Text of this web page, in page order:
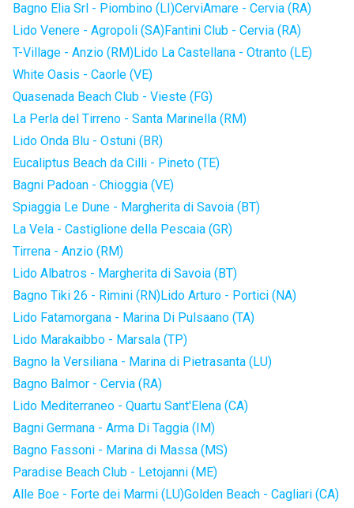
Bagno Elia Srl - Piombino (LI)CerviAmare - Cervia (RA)
Lido Venere - Agropoli (SA)Fantini Club - Cervia (RA)
T-Village - Anzio (RM)Lido La Castellana - Otranto (LE)
White Oasis - Caorle (VE)
Quasenada Beach Club - Vieste (FG)
La Perla del Tirreno - Santa Marinella (RM)
Lido Onda Blu - Ostuni (BR)
Eucaliptus Beach da Cilli - Pineto (TE)
Bagni Padoan - Chioggia (VE)
Spiaggia Le Dune - Margherita di Savoia (BT)
La Vela - Castiglione della Pescaia (GR)
Tirrena - Anzio (RM)
Lido Albatros - Margherita di Savoia (BT)
Bagno Tiki 26 - Rimini (RN)Lido Arturo - Portici (NA)
Lido Fatamorgana - Marina Di Pulsaano (TA)
Lido Marakaibbo - Marsala (TP)
Bagno la Versiliana - Marina di Pietrasanta (LU)
Bagno Balmor - Cervia (RA)
Lido Mediterraneo - Quartu Sant'Elena (CA)
Bagni Germana - Arma Di Taggia (IM)
Bagno Fassoni - Marina di Massa (MS)
Paradise Beach Club - Letojanni (ME)
Alle Boe - Forte dei Marmi (LU)Golden Beach - Cagliari (CA)